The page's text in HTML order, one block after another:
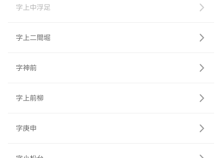
字上中浮足
字上二間堀
字神前
字上前柳
字庚申